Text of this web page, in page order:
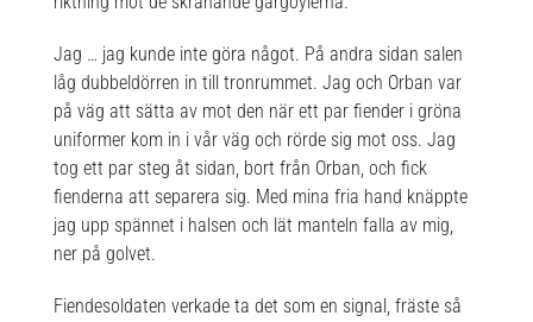
Jag … jag kunde inte göra något. På andra sidan salen
låg dubbeldörren in till tronrummet. Jag och Orban var
på väg att sätta av mot den när ett par fiender i gröna
uniformer kom in i vår väg och rörde sig mot oss. Jag
tog ett par steg åt sidan, bort från Orban, och fick
fienderna att separera sig. Med mina fria hand knäppte
jag upp spännet i halsen och lät manteln falla av mig,
ner på golvet.
Fiendesoldaten verkade ta det som en signal, fräste så